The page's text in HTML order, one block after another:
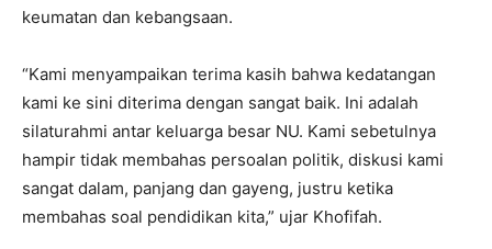
keumatan dan kebangsaan.
“Kami menyampaikan terima kasih bahwa kedatangan
kami ke sini diterima dengan sangat baik. Ini adalah
silaturahmi antar keluarga besar NU. Kami sebetulnya
hampir tidak membahas persoalan politik, diskusi kami
sangat dalam, panjang dan gayeng, justru ketika
membahas soal pendidikan kita,” ujar Khofifah.